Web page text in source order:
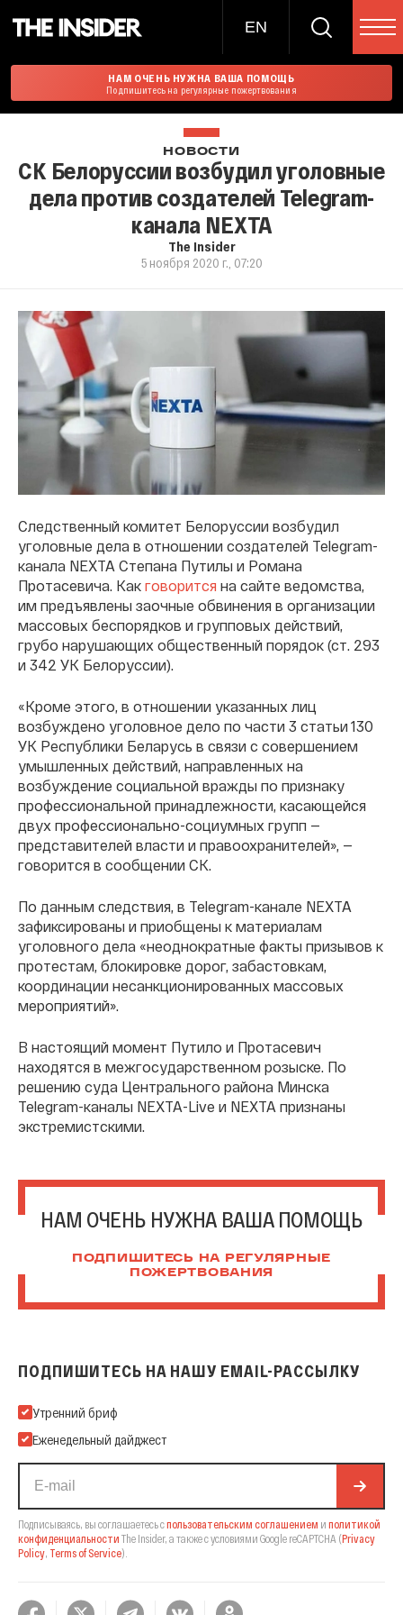
EN
НАМ ОЧЕНЬ НУЖНА ВАША ПОМОЩЬ
Подпишитесь на регулярные пожертвования
НОВОСТИ
СК Белоруссии возбудил уголовные
дела против создателей Telegram-
канала NЕХТА
The Insider
5 ноября 2020 г., 07:20
Следственный комитет Белоруссии возбудил
уголовные дела в отношении создателей Telegram-
канала NЕХТА Степана Путилы и Романа
Протасевича. Как говорится на сайте ведомства,
им предъявлены заочные обвинения в организации
массовых беспорядков и групповых действий,
грубо нарушающих общественный порядок (ст. 293
и 342 УК Белоруссии).
«Кроме этого, в отношении указанных лиц
возбуждено уголовное дело по части 3 статьи 130
УК Республики Беларусь в связи с совершением
умышленных действий, направленных на
возбуждение социальной вражды по признаку
профессиональной принадлежности, касающейся
двух профессионально-социумных групп —
представителей власти и правоохранителей», —
говорится в сообщении СК.
По данным следствия, в Telegram-канале NЕХТА
зафиксированы и приобщены к материалам
уголовного дела «неоднократные факты призывов к
протестам, блокировке дорог, забастовкам,
координации несанкционированных массовых
мероприятий».
В настоящий момент Путило и Протасевич
находятся в межгосударственном розыске. По
решению суда Центрального района Минска
Telegram-каналы NEXTA-Live и NEXTA признаны
экстремистскими.
НАМ ОЧЕНЬ НУЖНА ВАША ПОМОЩЬ
ПОДПИШИТЕСЬ НА РЕГУЛЯРНЫЕ
ПОЖЕРТВОВАНИЯ
ПОДПИШИТЕСЬ НА НАШУ EMAIL-РАССЫЛКУ
Подпишитесь на нашу Email-рассылку
Утренний бриф
Еженедельный дайджест
Подписываясь, вы соглашаетесь спользовательским соглашением и политикой
конфиденциальности The Insider, а также с условиями Google reCAPTCHA (Privacy
Policy, Terms of Service).